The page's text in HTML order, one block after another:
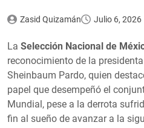
Zasid Quizamán Julio 6, 2026
La Selección Nacional de
reconocimiento de la
Sheinbaum Pardo, quien
papel que desempeñó el
Mundial, pese a la derrota
fin al sueño de avanzar a la